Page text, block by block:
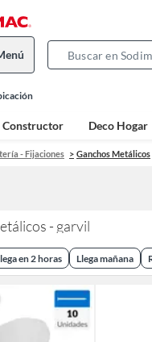
Constructor Deco Hogar
- Fijaciones Ganchos Metálicos
- garvil
en 2 horas Llega mañana